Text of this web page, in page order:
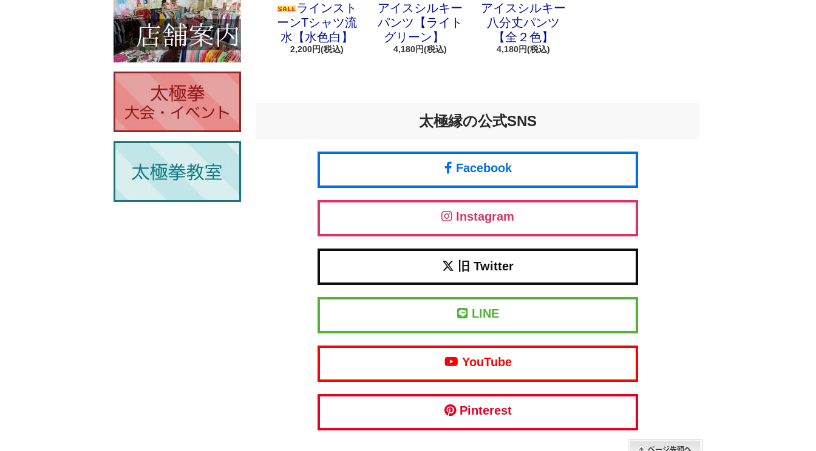
ラインスト
ーンTシャツ流
水【水色白】
2,200円(税込)
アイスシルキー
パンツ【ライト
グリーン】
4,180円(税込)
アイスシルキー
八分丈パンツ
【全２色】
4,180円(税込)
太極縁の公式SNS
Facebook
Instagram
旧 Twitter
LINE
YouTube
Pinterest